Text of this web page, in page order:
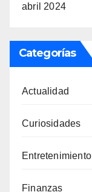
abril 2024
Categorías
Actualidad
Curiosidades
Entretenimiento
Finanzas